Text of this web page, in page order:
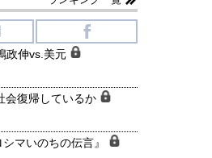
政伸vs.美元
復帰しているか
マいのちの伝言』